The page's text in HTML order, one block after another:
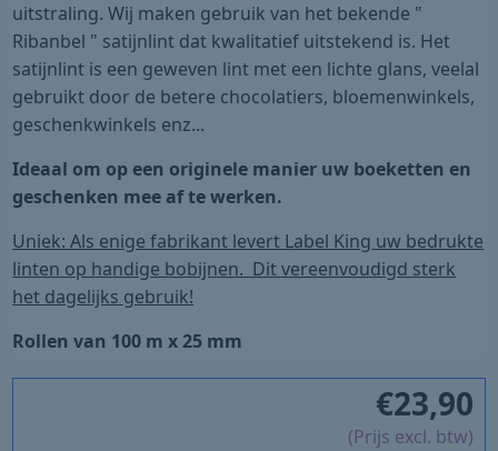
uitstraling. Wij maken gebruik van het bekende "
Ribanbel " satijnlint dat kwalitatief uitstekend is. Het
satijnlint is een geweven lint met een lichte glans, veelal
gebruikt door de betere chocolatiers, bloemenwinkels,
geschenkwinkels enz...
Ideaal om op een originele manier uw boeketten en
geschenken mee af te werken.
Uniek: Als enige fabrikant levert Label King uw bedrukte
linten op handige bobijnen. Dit vereenvoudigd sterk
het dagelijks gebruik!
Rollen van 100 m x 25 mm
€23,90
(Prijs excl. btw)